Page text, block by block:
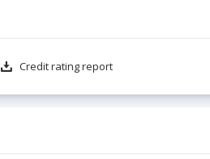
Credit rating report